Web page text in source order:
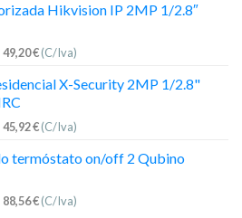
Hikvision IP 2MP 1/2.8″
49,20€(C/Iva)
X-Security 2MP 1/2.8"
45,92€(C/Iva)
termóstato on/off 2 Qubino
88,56€(C/Iva)